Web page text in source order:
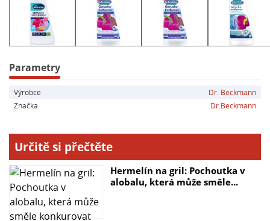
Hlavní parametry:
- Odstraňuje pachy z prádla
- Chrání textilie včetně funkčního oblečení
- Účinný až na 14 pracích cyklů
- Snadné použití
Parametry
Výrobce
Dr. Beckmann
Značka
Dr.Beckmann
Určitě si přečtěte
Hermelín na gril: Pochoutka v
alobalu, která může směle...